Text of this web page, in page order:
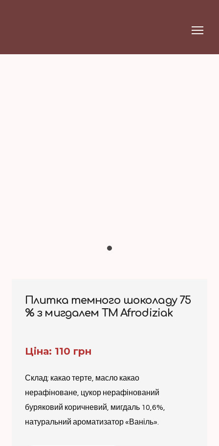
Плитка темного шоколаду 75
% з мигдалем ТМ Afrodiziak
Ціна: 110 грн
Склад: какао терте, масло какао
нерафіноване, цукор нерафінований
буряковий коричневий, мигдаль 10,6%,
натуральний ароматизатор «Ваніль».